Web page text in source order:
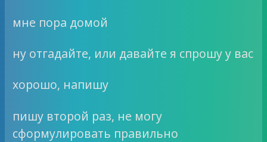
мне пора домой
ну отгадайте, или давайте я спрошу у вас
хорошо, напишу
пишу второй раз, не могу
сформулировать правильно